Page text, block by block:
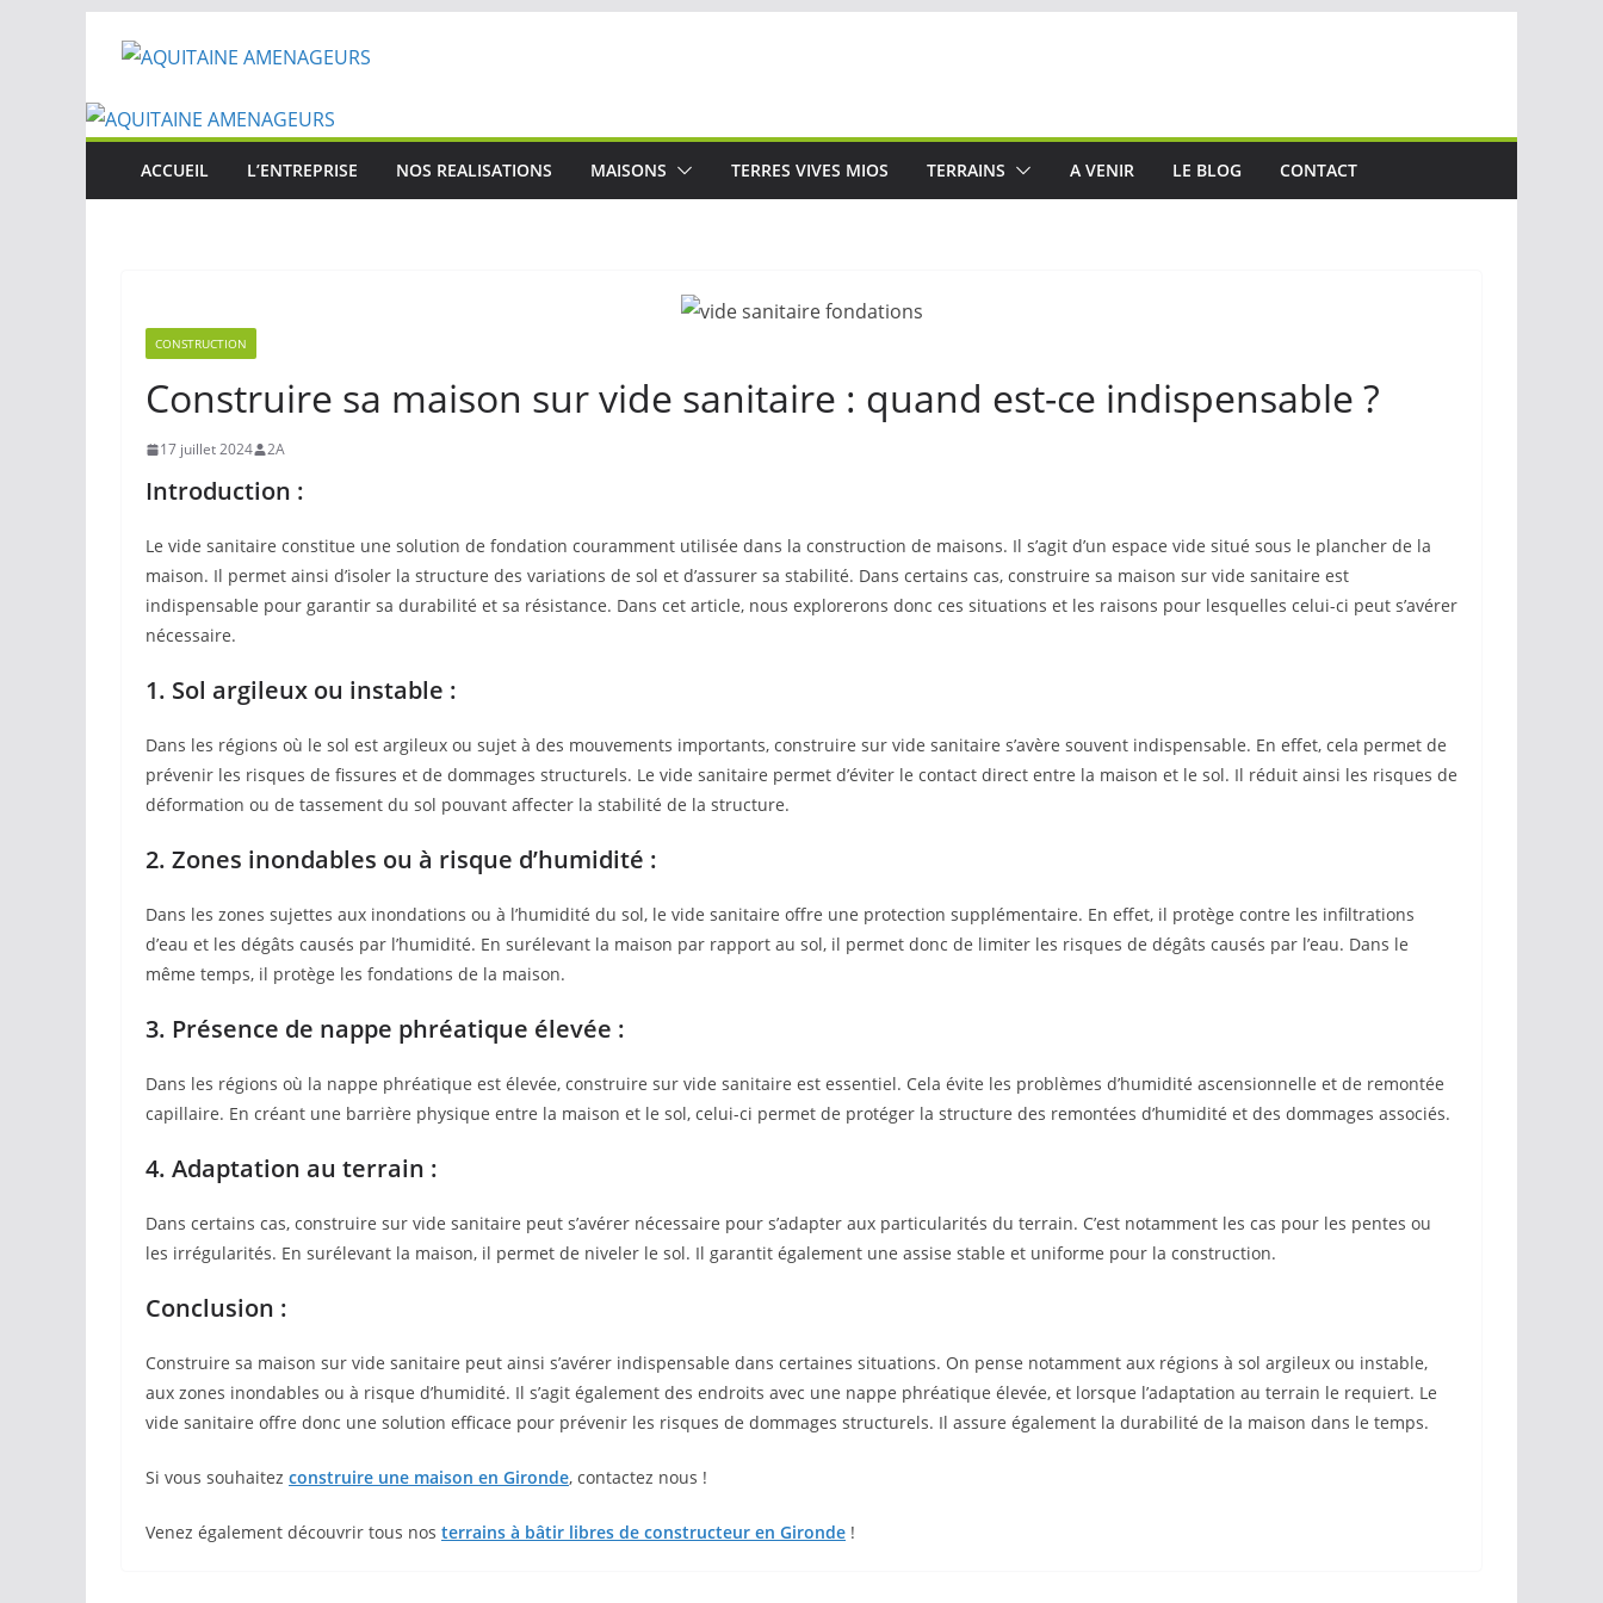
ACCUEIL L’ENTREPRISE NOS REALISATIONS MAISONS TERRES VIVES MIOS TERRAINS A VENIR LE BLOG CONTACT
CONSTRUCTION
Construire sa maison sur vide sanitaire : quand est-ce indispensable ?
17 juillet 2024 2A
Introduction :
Le vide sanitaire constitue une solution de fondation couramment utilisée dans la construction de maisons. Il s’agit d’un espace vide situé sous le plancher de la
maison. Il permet ainsi d’isoler la structure des variations de sol et d’assurer sa stabilité. Dans certains cas, construire sa maison sur vide sanitaire est
indispensable pour garantir sa durabilité et sa résistance. Dans cet article, nous explorerons donc ces situations et les raisons pour lesquelles celui-ci peut s’avérer
nécessaire.
1. Sol argileux ou instable :
Dans les régions où le sol est argileux ou sujet à des mouvements importants, construire sur vide sanitaire s’avère souvent indispensable. En effet, cela permet de
prévenir les risques de fissures et de dommages structurels. Le vide sanitaire permet d’éviter le contact direct entre la maison et le sol. Il réduit ainsi les risques de
déformation ou de tassement du sol pouvant affecter la stabilité de la structure.
2. Zones inondables ou à risque d’humidité :
Dans les zones sujettes aux inondations ou à l’humidité du sol, le vide sanitaire offre une protection supplémentaire. En effet, il protège contre les infiltrations
d’eau et les dégâts causés par l’humidité. En surélevant la maison par rapport au sol, il permet donc de limiter les risques de dégâts causés par l’eau. Dans le
même temps, il protège les fondations de la maison.
3. Présence de nappe phréatique élevée :
Dans les régions où la nappe phréatique est élevée, construire sur vide sanitaire est essentiel. Cela évite les problèmes d’humidité ascensionnelle et de remontée
capillaire. En créant une barrière physique entre la maison et le sol, celui-ci permet de protéger la structure des remontées d’humidité et des dommages associés.
4. Adaptation au terrain :
Dans certains cas, construire sur vide sanitaire peut s’avérer nécessaire pour s’adapter aux particularités du terrain. C’est notamment les cas pour les pentes ou
les irrégularités. En surélevant la maison, il permet de niveler le sol. Il garantit également une assise stable et uniforme pour la construction.
Conclusion :
Construire sa maison sur vide sanitaire peut ainsi s’avérer indispensable dans certaines situations. On pense notamment aux régions à sol argileux ou instable,
aux zones inondables ou à risque d’humidité. Il s’agit également des endroits avec une nappe phréatique élevée, et lorsque l’adaptation au terrain le requiert. Le
vide sanitaire offre donc une solution efficace pour prévenir les risques de dommages structurels. Il assure également la durabilité de la maison dans le temps.
Si vous souhaitez construire une maison en Gironde, contactez nous !
Venez également découvrir tous nos terrains à bâtir libres de constructeur en Gironde !